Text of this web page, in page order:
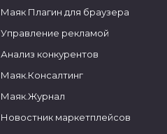
Маяк Плагин для браузера
Управление рекламой
Анализ конкурентов
Маяк.Консалтинг
Маяк.Журнал
Новостник маркетплейсов